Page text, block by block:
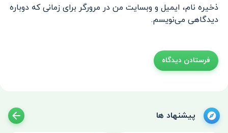
ذخیره نام، ایمیل و وبسایت من در مرورگر برای زمانی که دوباره
دیدگاهی می‌نویسم.
پیشنهاد ها